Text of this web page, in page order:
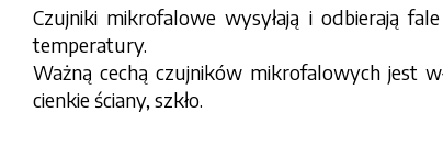
Czujniki mikrofalowe wysyłają i odbierają
temperatury.
Ważną cechą czujników mikrofalowych jest
cienkie ściany, szkło.